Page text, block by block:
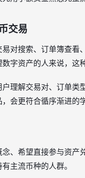
交易
对搜索、订单簿查
字资产的人来说，这
理解交易对、订单
会更符合循序渐进的
、希望直接参与资
主流币种的人群。